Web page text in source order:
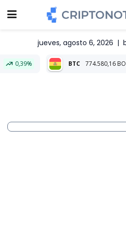
jueves, agosto 6, 2026 |
BTC 774.580,16 BOB -0,91%